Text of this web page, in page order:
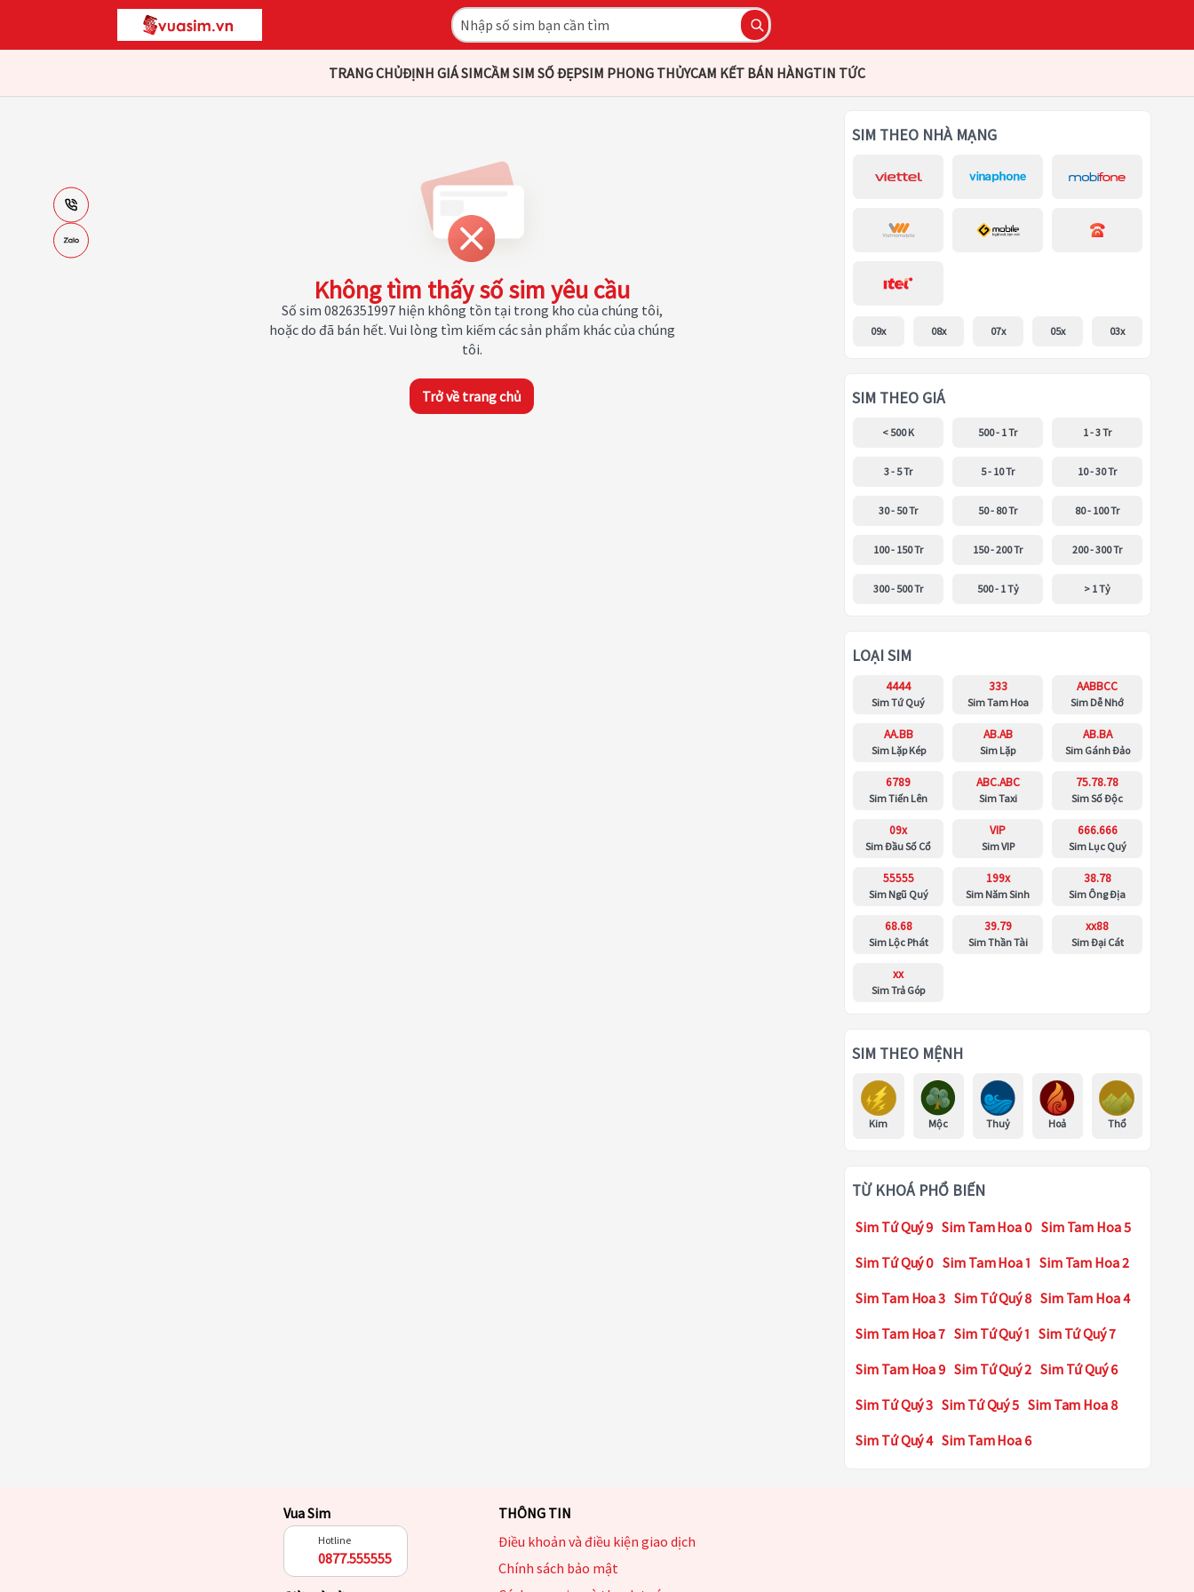
TRANG CHỦĐỊNH GIÁ SIMCẦM SIM SỐ ĐẸPSIM PHONG THỦYCAM KẾT BÁN HÀNGTIN TỨC
Không tìm thấy số sim yêu cầu
Số sim 0826351997 hiện không tồn tại trong kho của chúng tôi,
hoặc do đã bán hết. Vui lòng tìm kiếm các sản phẩm khác của chúng
tôi.
Trở về trang chủ
SIM THEO NHÀ MẠNG
09x 08x 07x 05x 03x
SIM THEO GIÁ
< 500 K 500 - 1 Tr 1 - 3 Tr
3 - 5 Tr 5 - 10 Tr 10 - 30 Tr
30 - 50 Tr 50 - 80 Tr 80 - 100 Tr
100 - 150 Tr 150 - 200 Tr 200 - 300 Tr
300 - 500 Tr 500 - 1 Tỷ > 1 Tỷ
LOẠI SIM
4444
Sim Tứ Quý
333
Sim Tam Hoa
AABBCC
Sim Dễ Nhớ
AA.BB
Sim Lặp Kép
AB.AB
Sim Lặp
AB.BA
Sim Gánh Đảo
6789
Sim Tiến Lên
ABC.ABC
Sim Taxi
75.78.78
Sim Số Độc
09x
Sim Đầu Số Cổ
VIP
Sim VIP
666.666
Sim Lục Quý
55555
Sim Ngũ Quý
199x
Sim Năm Sinh
38.78
Sim Ông Địa
68.68
Sim Lộc Phát
39.79
Sim Thần Tài
xx88
Sim Đại Cát
xx
Sim Trả Góp
SIM THEO MỆNH
Kim Mộc Thuỷ Hoả Thổ
TỪ KHOÁ PHỔ BIẾN
Sim Tứ Quý 9 Sim Tam Hoa 0 Sim Tam Hoa 5
Sim Tứ Quý 0 Sim Tam Hoa 1 Sim Tam Hoa 2
Sim Tam Hoa 3 Sim Tứ Quý 8 Sim Tam Hoa 4
Sim Tam Hoa 7 Sim Tứ Quý 1 Sim Tứ Quý 7
Sim Tam Hoa 9 Sim Tứ Quý 2 Sim Tứ Quý 6
Sim Tứ Quý 3 Sim Tứ Quý 5 Sim Tam Hoa 8
Sim Tứ Quý 4 Sim Tam Hoa 6
Vua Sim
Hotline
0877.555555
THÔNG TIN
Điều khoản và điều kiện giao dịch
Chính sách bảo mật